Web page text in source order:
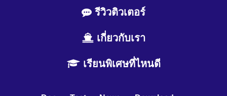
รีวิวติวเตอร์
เกี่ยวกับเรา
เรียนพิเศษที่ไหนดี